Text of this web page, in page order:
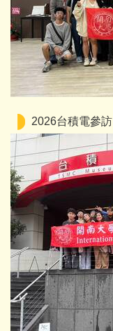
2026台積電參訪